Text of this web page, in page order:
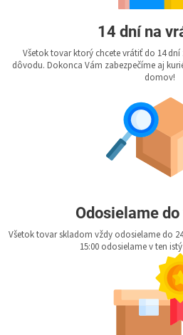
14 dní na
Všetok tovar ktorý chcete vrátiť do 14
dôvodu. Dokonca Vám zabezpečíme aj
domov!
Odosielame
Všetok tovar skladom vždy odosielame do
15:00 odosielame v ten